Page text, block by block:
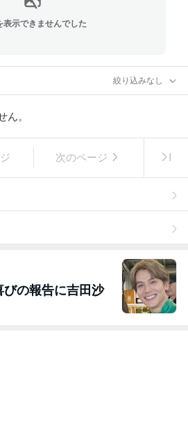
表示できませんでした
絞り込みなし
ん。
次のページ
びの報告に吉田沙